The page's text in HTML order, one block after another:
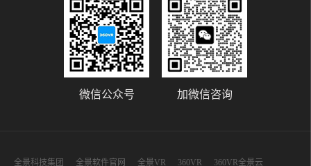
微信公众号 加微信咨询
全景科技集团 全景软件官网 全景VR 360VR 360VR全景云